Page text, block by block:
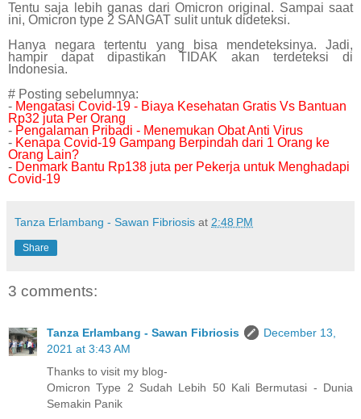
Tentu saja lebih ganas dari Omicron original. Sampai saat
ini, Omicron type 2 SANGAT sulit untuk dideteksi.
Hanya negara tertentu yang bisa mendeteksinya. Jadi,
hampir dapat dipastikan TIDAK akan terdeteksi di
Indonesia.
# Posting sebelumnya:
- Mengatasi Covid-19 - Biaya Kesehatan Gratis Vs Bantuan
Rp32 juta Per Orang
- Pengalaman Pribadi - Menemukan Obat Anti Virus
- Kenapa Covid-19 Gampang Berpindah dari 1 Orang ke
Orang Lain?
- Denmark Bantu Rp138 juta per Pekerja untuk Menghadapi
Covid-19
Tanza Erlambang - Sawan Fibriosis at 2:48 PM
Share
3 comments:
Tanza Erlambang - Sawan Fibriosis
December 13,
2021 at 3:43 AM
Thanks to visit my blog-
Omicron Type 2 Sudah Lebih 50 Kali Bermutasi - Dunia
Semakin Panik